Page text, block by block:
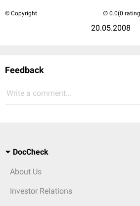
© Copyright
20.05.2008
(0
Feedback
Write a comment...
DocCheck
About Us
Investor Relations